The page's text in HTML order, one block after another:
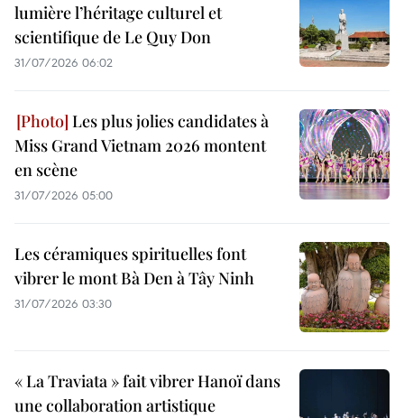
lumière l’héritage culturel et
scientifique de Le Quy Don
31/07/2026 06:02
Les plus jolies candidates à
Miss Grand Vietnam 2026 montent
en scène
31/07/2026 05:00
Les céramiques spirituelles font
vibrer le mont Bà Den à Tây Ninh
31/07/2026 03:30
« La Traviata » fait vibrer Hanoï dans
une collaboration artistique